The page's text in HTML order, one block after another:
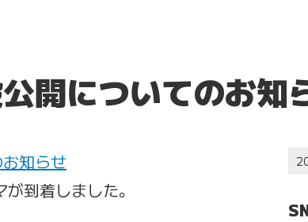
開についてのお知
知らせ
到着しました。